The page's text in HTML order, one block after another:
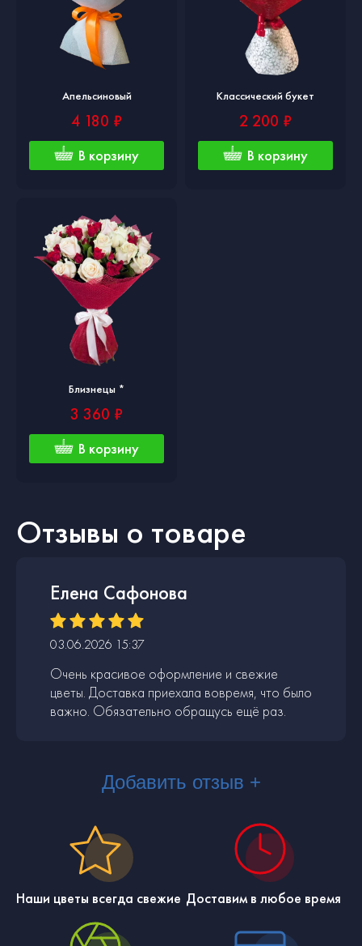
Отзывы о товаре
Елена Сафонова
03.06.2026 15:37
Очень красивое оформление и свежие
цветы. Доставка приехала вовремя, что было
важно. Обязательно обращусь ещё раз.
Добавить отзыв +
Наши цветы всегда свежие Доставим в любое время
Апельсиновый
4 180 ₽
В корзину
Классический букет
2 200 ₽
В корзину
Близнецы *
3 360 ₽
В корзину